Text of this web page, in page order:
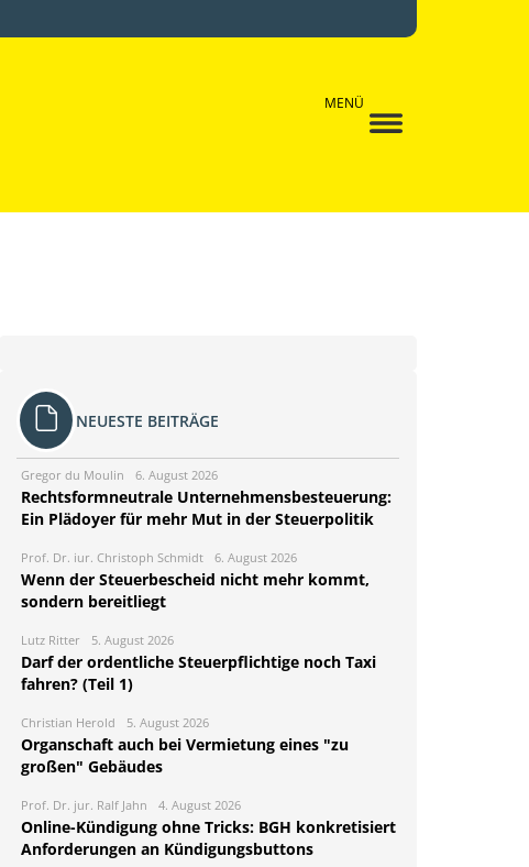
MENÜ
NEUESTE BEITRÄGE
Gregor du Moulin 6. August 2026
Rechtsformneutrale Unternehmensbesteuerung:
Ein Plädoyer für mehr Mut in der Steuerpolitik
Prof. Dr. iur. Christoph Schmidt 6. August 2026
Wenn der Steuerbescheid nicht mehr kommt,
sondern bereitliegt
Lutz Ritter 5. August 2026
Darf der ordentliche Steuerpflichtige noch Taxi
fahren? (Teil 1)
Christian Herold 5. August 2026
Organschaft auch bei Vermietung eines "zu
großen" Gebäudes
Prof. Dr. jur. Ralf Jahn 4. August 2026
Online-Kündigung ohne Tricks: BGH konkretisiert
Anforderungen an Kündigungsbuttons